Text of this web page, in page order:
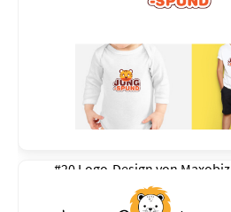
#20 Logo-Design von Maxobiz